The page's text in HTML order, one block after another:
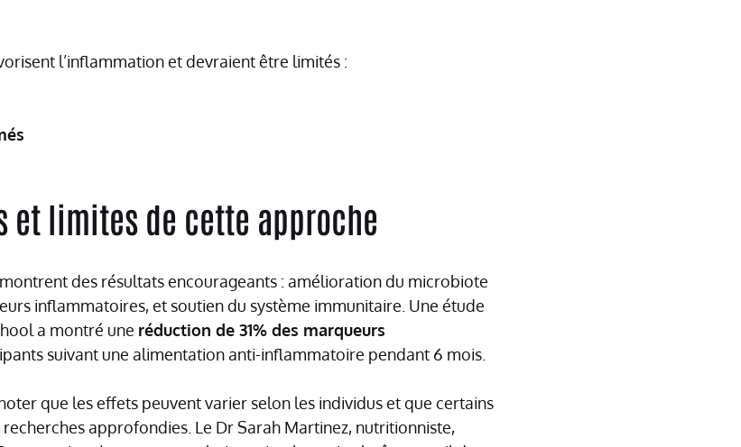
l’inflammation et devraient être limités :
et limites de cette approche
des résultats encourageants : amélioration du microbiote
inflammatoires, et soutien du système immunitaire. Une étude
a montré une réduction de 31% des marqueurs
suivant une alimentation anti-inflammatoire pendant 6 mois.
que les effets peuvent varier selon les individus et que certains
approfondies. Le Dr Sarah Martinez, nutritionniste,